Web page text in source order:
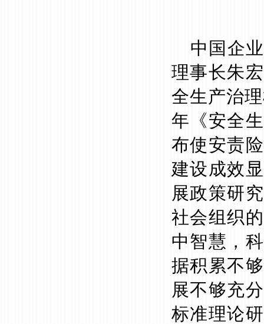
中国企
理事长朱
全生产治
年《安全
布使安责
建设成效
展政策研
社会组织
中智慧，
据积累不
展不够充
标准理论